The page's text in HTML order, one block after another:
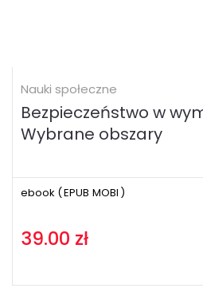
Nauki społeczne
Bezpieczeństwo w
Wybrane obszary
ebook (EPUB MOBI )
39.00 zł